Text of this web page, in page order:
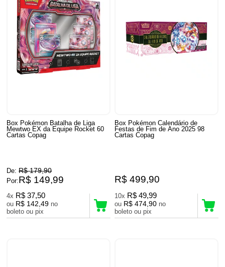
Box Pokémon Batalha de Liga
Mewtwo EX da Equipe Rocket 60
Cartas Copag
De: R$ 179,90
Por:R$ 149,99
4x R$ 37,50
ou R$ 142,49 no
boleto ou pix
Box Pokémon Calendário de
Festas de Fim de Ano 2025 98
Cartas Copag
R$ 499,90
10x R$ 49,99
ou R$ 474,90 no
boleto ou pix